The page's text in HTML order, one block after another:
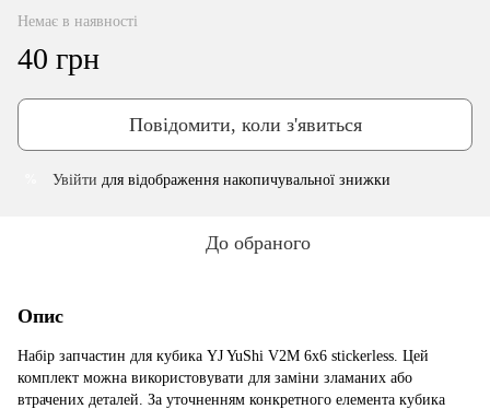
Немає в наявності
40 грн
Повідомити, коли з'явиться
Увійти для відображення накопичувальної знижки
До обраного
Опис
Набір запчастин для кубика YJ YuShi V2M 6х6 stickerless. Цей
комплект можна використовувати для заміни зламаних або
втрачених деталей. За уточненням конкретного елемента кубика